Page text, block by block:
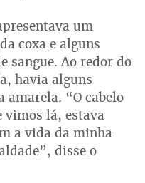
um
coxa e alguns
sangue. Ao redor do
havia alguns
amarela. “O cabelo
vimos lá, estava
a vida da minha
disse o